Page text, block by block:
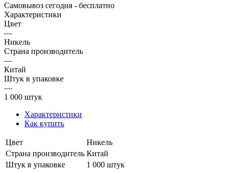
Самовывоз сегодня - бесплатно
Характеристики
Цвет
—
Никель
Страна производитель
—
Китай
Штук в упаковке
—
1 000 штук
Характеристики
Как купить
Цвет
Никель
Страна производитель Китай
Штук в упаковке
1 000 штук